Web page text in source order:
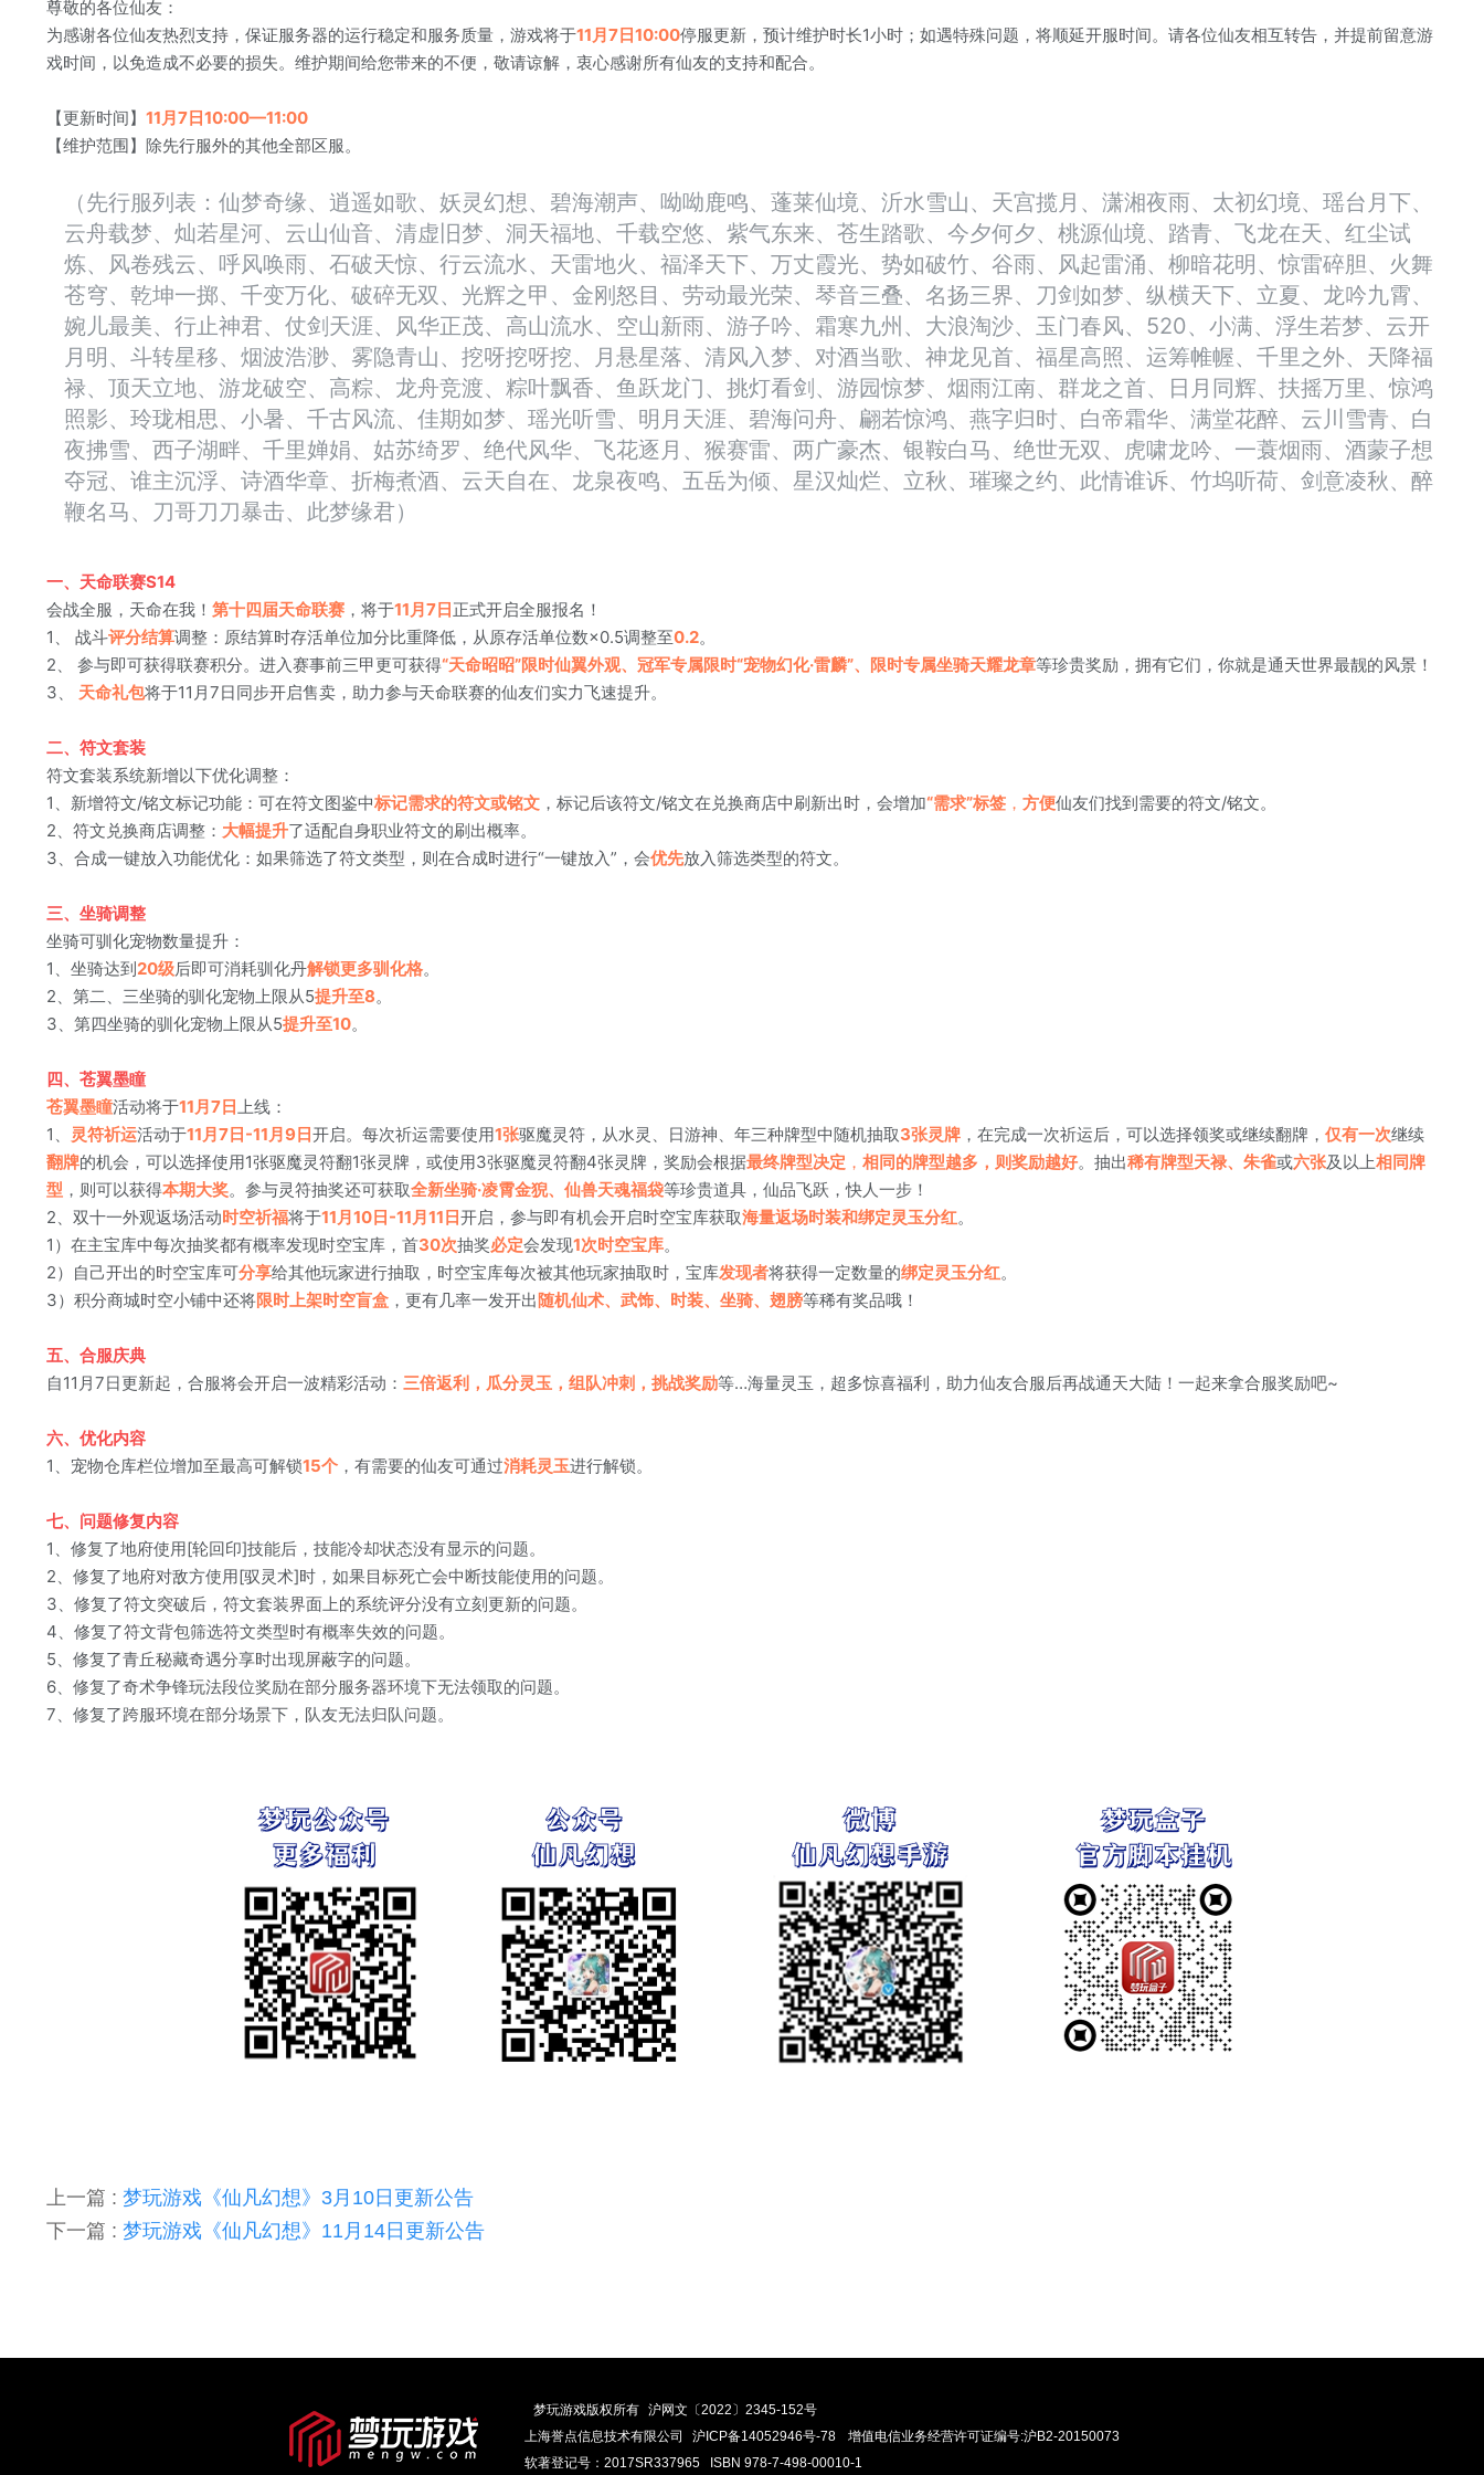
尊敬的各位仙友：
为感谢各位仙友热烈支持，保证服务器的运行稳定和服务质量，游戏将于11月7日10:00停服更新，预计维护时长1小时；如遇特殊问题，将顺延开服时间。请各位仙友相互转告，并提前留意游
戏时间，以免造成不必要的损失。维护期间给您带来的不便，敬请谅解，衷心感谢所有仙友的支持和配合。
【更新时间】 11月7日10:00—11:00
【维护范围】除先行服外的其他全部区服。
（先行服列表：仙梦奇缘、逍遥如歌、妖灵幻想、碧海潮声、呦呦鹿鸣、蓬莱仙境、沂水雪山、天宫揽月、潇湘夜雨、太初幻境、瑶台月下、
云舟载梦、灿若星河、云山仙音、清虚旧梦、洞天福地、千载空悠、紫气东来、苍生踏歌、今夕何夕、桃源仙境、踏青、飞龙在天、红尘试
炼、风卷残云、呼风唤雨、石破天惊、行云流水、天雷地火、福泽天下、万丈霞光、势如破竹、谷雨、风起雷涌、柳暗花明、惊雷碎胆、火舞
苍穹、乾坤一掷、千变万化、破碎无双、光辉之甲、金刚怒目、劳动最光荣、琴音三叠、名扬三界、刀剑如梦、纵横天下、立夏、龙吟九霄、
婉儿最美、行止神君、仗剑天涯、风华正茂、高山流水、空山新雨、游子吟、霜寒九州、大浪淘沙、玉门春风、520、小满、浮生若梦、云开
月明、斗转星移、烟波浩渺、雾隐青山、挖呀挖呀挖、月悬星落、清风入梦、对酒当歌、神龙见首、福星高照、运筹帷幄、千里之外、天降福
禄、顶天立地、游龙破空、高粽、龙舟竞渡、粽叶飘香、鱼跃龙门、挑灯看剑、游园惊梦、烟雨江南、群龙之首、日月同辉、扶摇万里、惊鸿
照影、玲珑相思、小暑、千古风流、佳期如梦、瑶光听雪、明月天涯、碧海问舟、翩若惊鸿、燕字归时、白帝霜华、满堂花醉、云川雪青、白
夜拂雪、西子湖畔、千里婵娟、姑苏绮罗、绝代风华、飞花逐月、猴赛雷、两广豪杰、银鞍白马、绝世无双、虎啸龙吟、一蓑烟雨、酒蒙子想
夺冠、谁主沉浮、诗酒华章、折梅煮酒、云天自在、龙泉夜鸣、五岳为倾、星汉灿烂、立秋、璀璨之约、此情谁诉、竹坞听荷、剑意凌秋、醉
鞭名马、刀哥刀刀暴击、此梦缘君）
一、天命联赛S14
会战全服，天命在我！ 第十四届天命联赛 ，将于11月7日正式开启全服报名！
1、 战斗评分结算调整：原结算时存活单位加分比重降低，从原存活单位数×0.5调整至0.2。
2、 参与即可获得联赛积分。进入赛事前三甲更可获得“天命昭昭”限时仙翼外观、冠军专属限时“宠物幻化·雷麟”、限时专属坐骑天耀龙章等珍贵奖励，拥有它们，你就是通天世界最靓的风景！
3、 天命礼包将于11月7日同步开启售卖，助力参与天命联赛的仙友们实力飞速提升。
二、符文套装
符文套装系统新增以下优化调整：
1、新增符文/铭文标记功能：可在符文图鉴中标记需求的符文或铭文 ，标记后该符文/铭文在兑换商店中刷新出时，会增加“需求”标签 ， 方便仙友们找到需要的符文/铭文。
2、符文兑换商店调整： 大幅提升了适配自身职业符文的刷出概率。
3、合成一键放入功能优化：如果筛选了符文类型，则在合成时进行“一键放入”，会优先放入筛选类型的符文。
三、坐骑调整
坐骑可驯化宠物数量提升：
1、坐骑达到20级后即可消耗驯化丹解锁更多驯化格。
2、第二、三坐骑的驯化宠物上限从5提升至8。
3、第四坐骑的驯化宠物上限从5提升至10。
四、苍翼墨瞳
苍翼墨瞳活动将于11月7日上线：
1、
灵符祈运活动于11月7日-11月9日开启。每次祈运需要使用1张驱魔灵符，从水灵、日游神、年三种牌型中随机抽取3张灵牌 ，在完成一次祈运后，可以选择领奖或继续翻牌， 仅有一次继续
翻牌的机会，可以选择使用1张驱魔灵符翻1张灵牌，或使用3张驱魔灵符翻4张灵牌，奖励会根据最终牌型决定 ， 相同的牌型越多，则奖励越好。抽出稀有牌型天禄、朱雀或六张及以上相同牌
型 ，则可以获得本期大奖。参与灵符抽奖还可获取全新坐骑·凌霄金猊、仙兽天魂福袋等珍贵道具，仙品飞跃，快人一步！
2、双十一外观返场活动时空祈福将于11月10日-11月11日开启，参与即有机会开启时空宝库获取海量返场时装和绑定灵玉分红。
1）在主宝库中每次抽奖都有概率发现时空宝库，首30次抽奖必定会发现1次时空宝库。
2）自己开出的时空宝库可分享给其他玩家进行抽取，时空宝库每次被其他玩家抽取时，宝库发现者将获得一定数量的绑定灵玉分红。
3）积分商城时空小铺中还将限时上架时空盲盒 ，更有几率一发开出随机仙术、武饰、时装、坐骑、翅膀等稀有奖品哦！
五、合服庆典
自11月7日更新起，合服将会开启一波精彩活动： 三倍返利，瓜分灵玉，组队冲刺，挑战奖励等…海量灵玉，超多惊喜福利，助力仙友合服后再战通天大陆！一起来拿合服奖励吧~
六、优化内容
1、宠物仓库栏位增加至最高可解锁15个 ，有需要的仙友可通过消耗灵玉进行解锁。
七、问题修复内容
1、修复了地府使用[轮回印]技能后，技能冷却状态没有显示的问题。
2、修复了地府对敌方使用[驭灵术]时，如果目标死亡会中断技能使用的问题。
3、修复了符文突破后，符文套装界面上的系统评分没有立刻更新的问题。
4、修复了符文背包筛选符文类型时有概率失效的问题。
5、修复了青丘秘藏奇遇分享时出现屏蔽字的问题。
6、修复了奇术争锋玩法段位奖励在部分服务器环境下无法领取的问题。
7、修复了跨服环境在部分场景下，队友无法归队问题。
上一篇 : 梦玩游戏《仙凡幻想》3月10日更新公告
下一篇 : 梦玩游戏《仙凡幻想》11月14日更新公告
梦玩游戏版权所有 沪网文〔2022〕2345-152号
上海誉点信息技术有限公司
沪ICP备14052946号-78
增值电信业务经营许可证编号:沪B2-20150073
软著登记号：2017SR337965 ISBN 978-7-498-00010-1